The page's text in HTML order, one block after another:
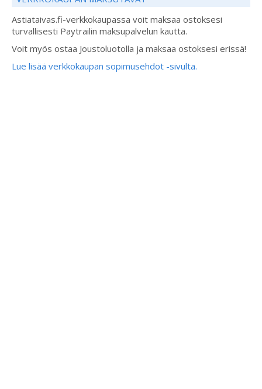
Astiataivas.fi-verkkokaupassa voit maksaa ostoksesi
turvallisesti Paytrailin maksupalvelun kautta.
Voit myös ostaa Joustoluotolla ja maksaa ostoksesi erissä!
Lue lisää verkkokaupan sopimusehdot -sivulta.